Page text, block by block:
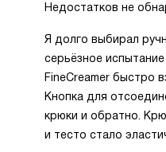
Недостатков не
Я долго выбирал
серьёзное
FineCreamer быстро
Кнопка для
крюки и обратно.
и тесто стало